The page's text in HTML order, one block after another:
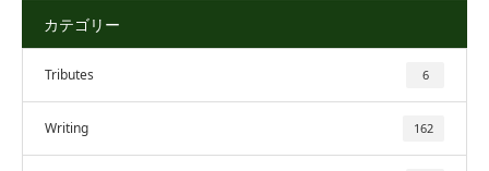
カテゴリー
Tributes 6
Writing 162